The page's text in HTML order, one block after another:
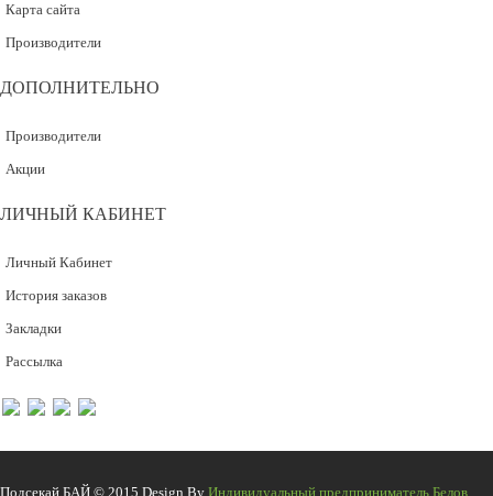
Карта сайта
Производители
ДОПОЛНИТЕЛЬНО
Производители
Акции
ЛИЧНЫЙ КАБИНЕТ
Личный Кабинет
История заказов
Закладки
Рассылка
Подсекай.БАЙ © 2015 Design By Индивидуальный предприниматель Белов